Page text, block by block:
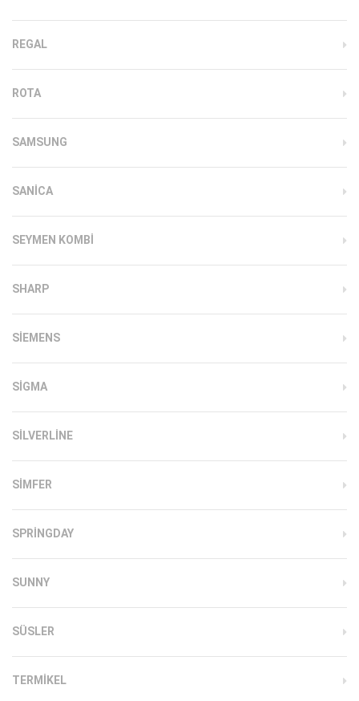
REGAL
ROTA
SAMSUNG
SANICA
SEYMEN KOMBI
SHARP
SIEMENS
SIGMA
SILVERLINE
SIMFER
SPRINGDAY
SUNNY
SÜSLER
TERMIKEL